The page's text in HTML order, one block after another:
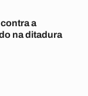
a
na ditadura